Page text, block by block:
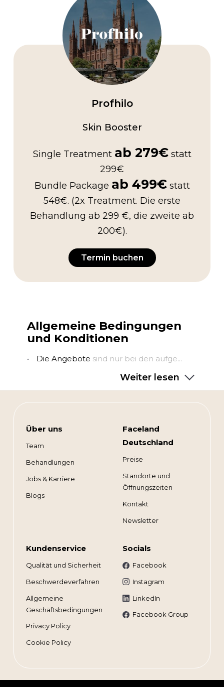
Profhilo
Skin Booster
Single Treatment ab 279€statt
299€
Bundle Package ab 499€statt
548€. (2x Treatment. Die erste
Behandlung ab 299 €, die zweite ab
200€).
Termin buchen
Allgemeine Bedingungen
und Konditionen
Die Angebote sind nur bei den aufge...
Weiter lesen
Über uns
Team
Behandlungen
Jobs & Karriere
Blogs
Faceland
Deutschland
Preise
Standorte und
Öffnungszeiten
Kontakt
Newsletter
Kundenservice
Qualität und Sicherheit
Beschwerdeverfahren
Allgemeine
Geschäftsbedingungen
Privacy Policy
Cookie Policy
Socials
Facebook
Instagram
LinkedIn
Facebook Group